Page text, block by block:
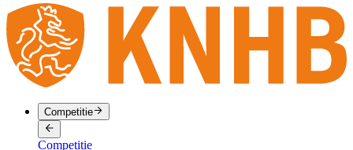
Competitie
Competitie